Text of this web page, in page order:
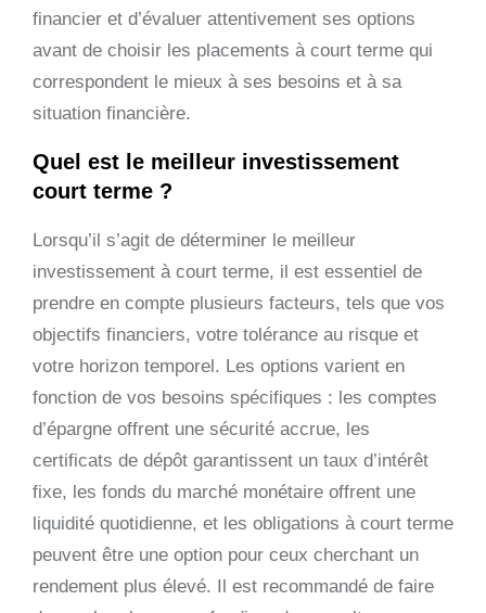
financier et d’évaluer attentivement ses options
avant de choisir les placements à court terme qui
correspondent le mieux à ses besoins et à sa
situation financière.
Quel est le meilleur investissement
court terme ?
Lorsqu’il s’agit de déterminer le meilleur
investissement à court terme, il est essentiel de
prendre en compte plusieurs facteurs, tels que vos
objectifs financiers, votre tolérance au risque et
votre horizon temporel. Les options varient en
fonction de vos besoins spécifiques : les comptes
d’épargne offrent une sécurité accrue, les
certificats de dépôt garantissent un taux d’intérêt
fixe, les fonds du marché monétaire offrent une
liquidité quotidienne, et les obligations à court terme
peuvent être une option pour ceux cherchant un
rendement plus élevé. Il est recommandé de faire